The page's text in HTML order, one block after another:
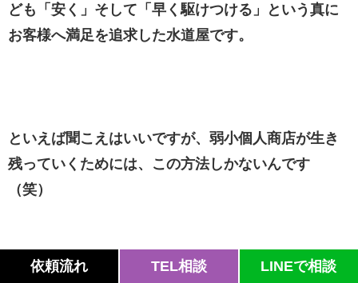
ども「安く」そして「早く駆けつける」という真に
お客様へ満足を追求した水道屋です。
といえば聞こえはいいですが、弱小個人商店が生き
残っていくためには、この方法しかないんです
（笑）
依頼流れ TEL相談 LINEで相談